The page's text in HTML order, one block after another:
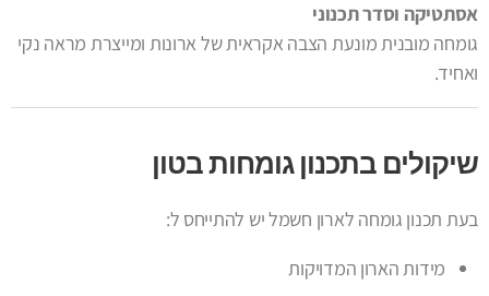
אסתטיקה וסדר תכנוני
גומחה מובנית מונעת הצבה אקראית של ארונות ומייצרת מראה נקי
ואחיד.
שיקולים בתכנון גומחות בטון
בעת תכנון גומחה לארון חשמל יש להתייחס ל:
מידות הארון המדויקות